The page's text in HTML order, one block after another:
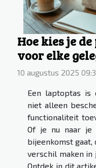
Hoe kies je
voor elke
10 augustus 2025
Een laptoptas is
niet alleen
functionaliteit
Of je nu naar je
bijeenkomst gaat,
verschil maken
Ontdek in dit